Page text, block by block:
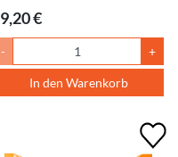
9,20 €
- +
In den Warenkorb